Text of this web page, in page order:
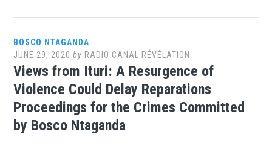
BOSCO NTAGANDA
JUNE 29, 2020 by RADIO CANAL RÉVÉLATION
Views from Ituri: A Resurgence of
Violence Could Delay Reparations
Proceedings for the Crimes Committed
by Bosco Ntaganda